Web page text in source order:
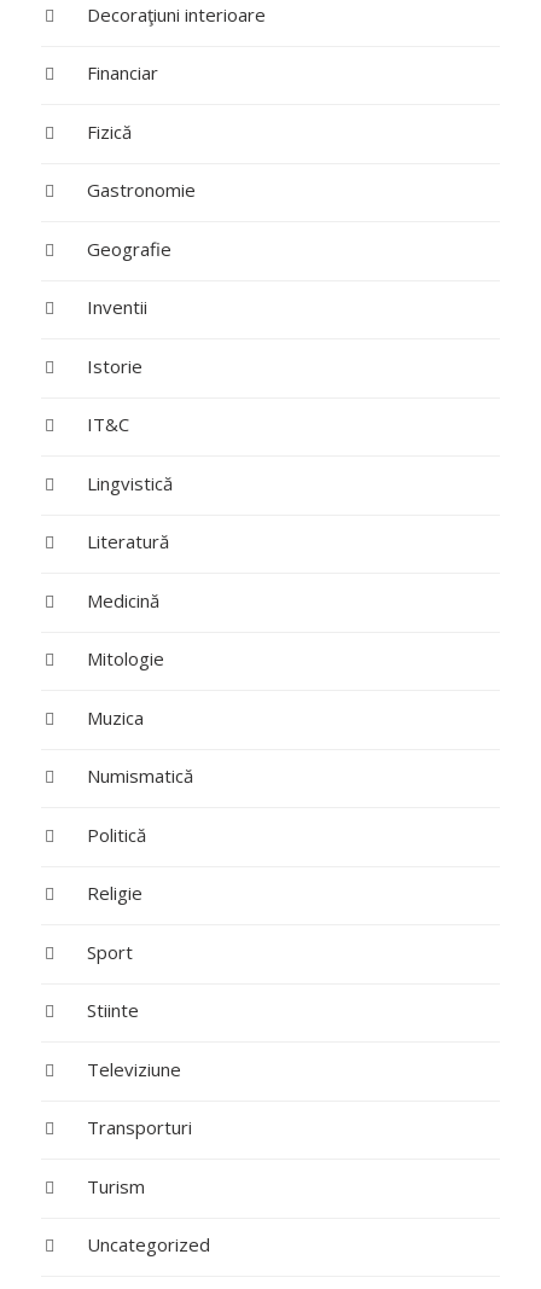
Decoraţiuni interioare
Financiar
Fizică
Gastronomie
Geografie
Inventii
Istorie
IT&C
Lingvistică
Literatură
Medicină
Mitologie
Muzica
Numismatică
Politică
Religie
Sport
Stiinte
Televiziune
Transporturi
Turism
Uncategorized